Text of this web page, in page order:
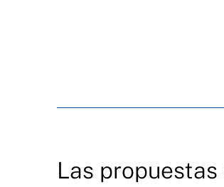
Las